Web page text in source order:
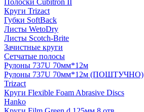
Полоски Cubitron II
Круги Trizact
Губки SoftBack
Листы WetoDry
Листы Scotch-Brite
Зачистные круги
Сетчатые полосы
Рулоны 737U 70мм*12м
Рулоны 737U 70мм*12м (ПОШТУЧНО)
Trizact
Круги Flexible Foam Abrasive Discs
Hanko